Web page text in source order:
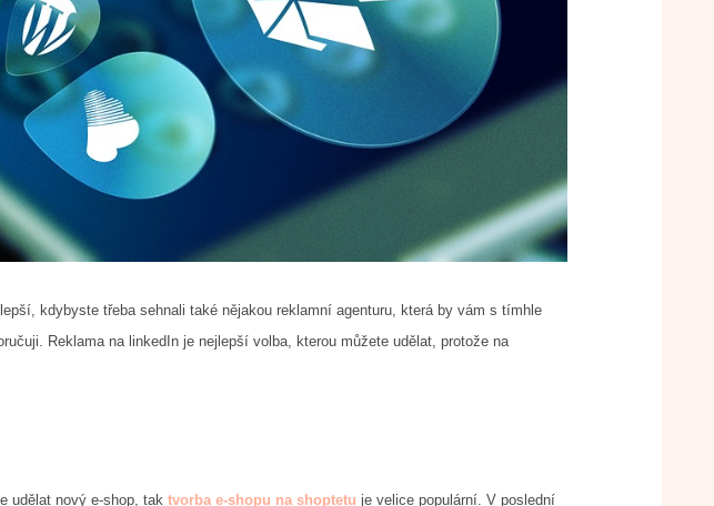
kdybyste třeba sehnali také nějakou reklamní agenturu, která by vám s tímhle
Reklama na linkedIn je nejlepší volba, kterou můžete udělat, protože na
udělat nový e-shop, tak tvorba e-shopu na shoptetu je velice populární. V poslední